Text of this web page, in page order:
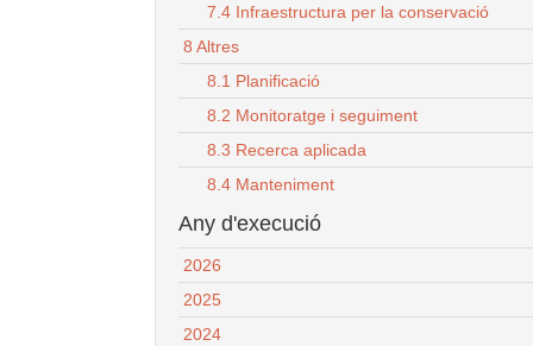
7.4 Infraestructura per la conservació
8 Altres
8.1 Planificació
8.2 Monitoratge i seguiment
8.3 Recerca aplicada
8.4 Manteniment
Any d'execució
2026
2025
2024